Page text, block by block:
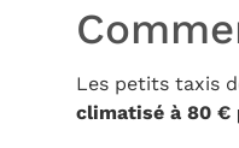
Les petits taxis
climatisé à 80 €